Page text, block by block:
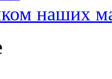
наших